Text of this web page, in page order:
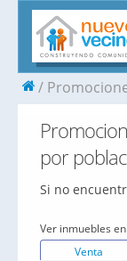
por
Si no
Ver inmuebles
Venta